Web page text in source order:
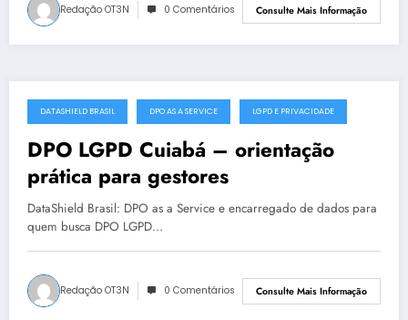
Redação OT3N 0 Comentários Consulte Mais Informação
junho 26, 2025
DATASHIELD BRASIL DPO AS A SERVICE LGPD E PRIVACIDADE
DPO LGPD Cuiabá – orientação
prática para gestores
DataShield Brasil: DPO as a Service e encarregado de dados para
quem busca DPO LGPD…
Redação OT3N 0 Comentários Consulte Mais Informação